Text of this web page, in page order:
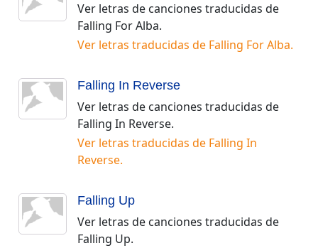
Ver letras de canciones traducidas de
Falling For Alba.
Ver letras traducidas de Falling For Alba.
Falling In Reverse
Ver letras de canciones traducidas de
Falling In Reverse.
Ver letras traducidas de Falling In
Reverse.
Falling Up
Ver letras de canciones traducidas de
Falling Up.